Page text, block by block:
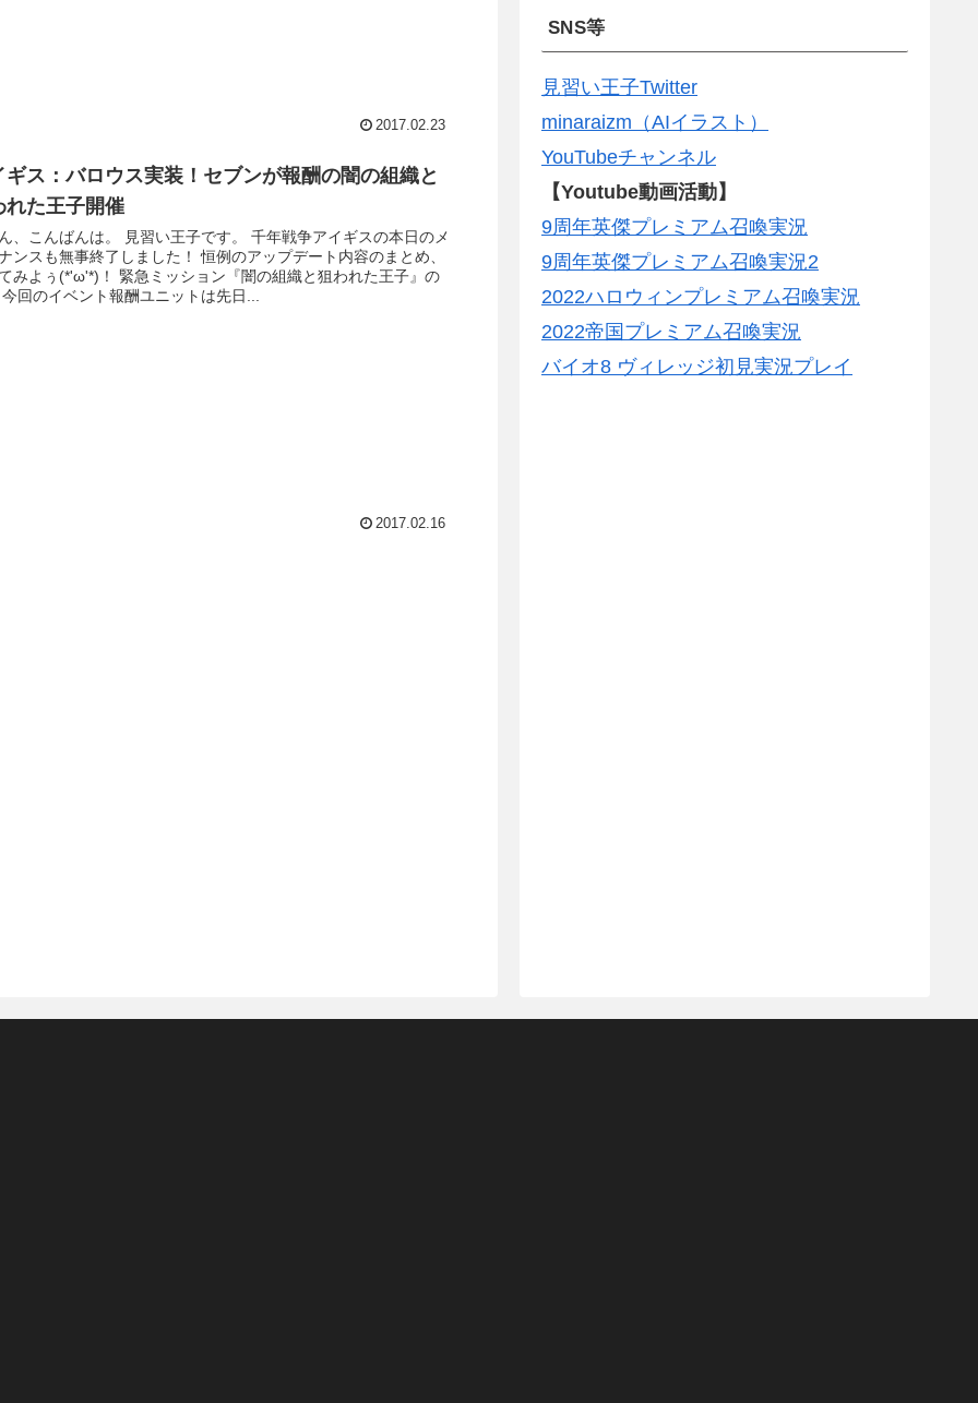
2017.02.23
ギス：バロウス実装！セブンが報酬の闇の組織と
れた王子開催
、こんばんは。 見習い王子です。 千年戦争アイギスの本日のメ
ンスも無事終了しました！ 恒例のアップデート内容のまとめ、
みよぅ(*'ω'*)！ 緊急ミッション『闇の組織と狙われた王子』の
回のイベント報酬ユニットは先日...
2017.02.16
SNS等
見習い王子Twitter
minaraizm（AIイラスト）
YouTubeチャンネル
【Youtube動画活動】
9周年英傑プレミアム召喚実況
9周年英傑プレミアム召喚実況2
2022ハロウィンプレミアム召喚実況
2022帝国プレミアム召喚実況
バイオ8 ヴィレッジ初見実況プレイ